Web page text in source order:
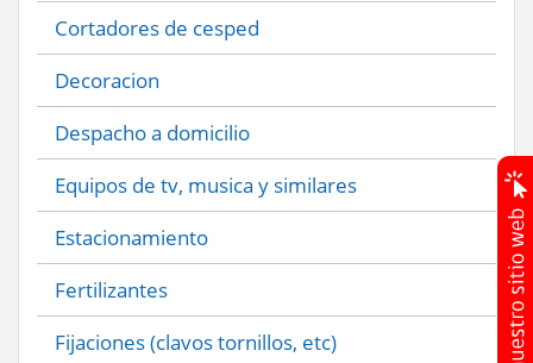
Cortadores de cesped
Decoracion
Despacho a domicilio
Equipos de tv, musica y similares
Estacionamiento
Fertilizantes
Fijaciones (clavos tornillos, etc)